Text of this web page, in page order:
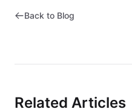
Back to Blog
Related Articles